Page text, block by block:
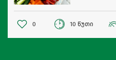
0 10 წუთი